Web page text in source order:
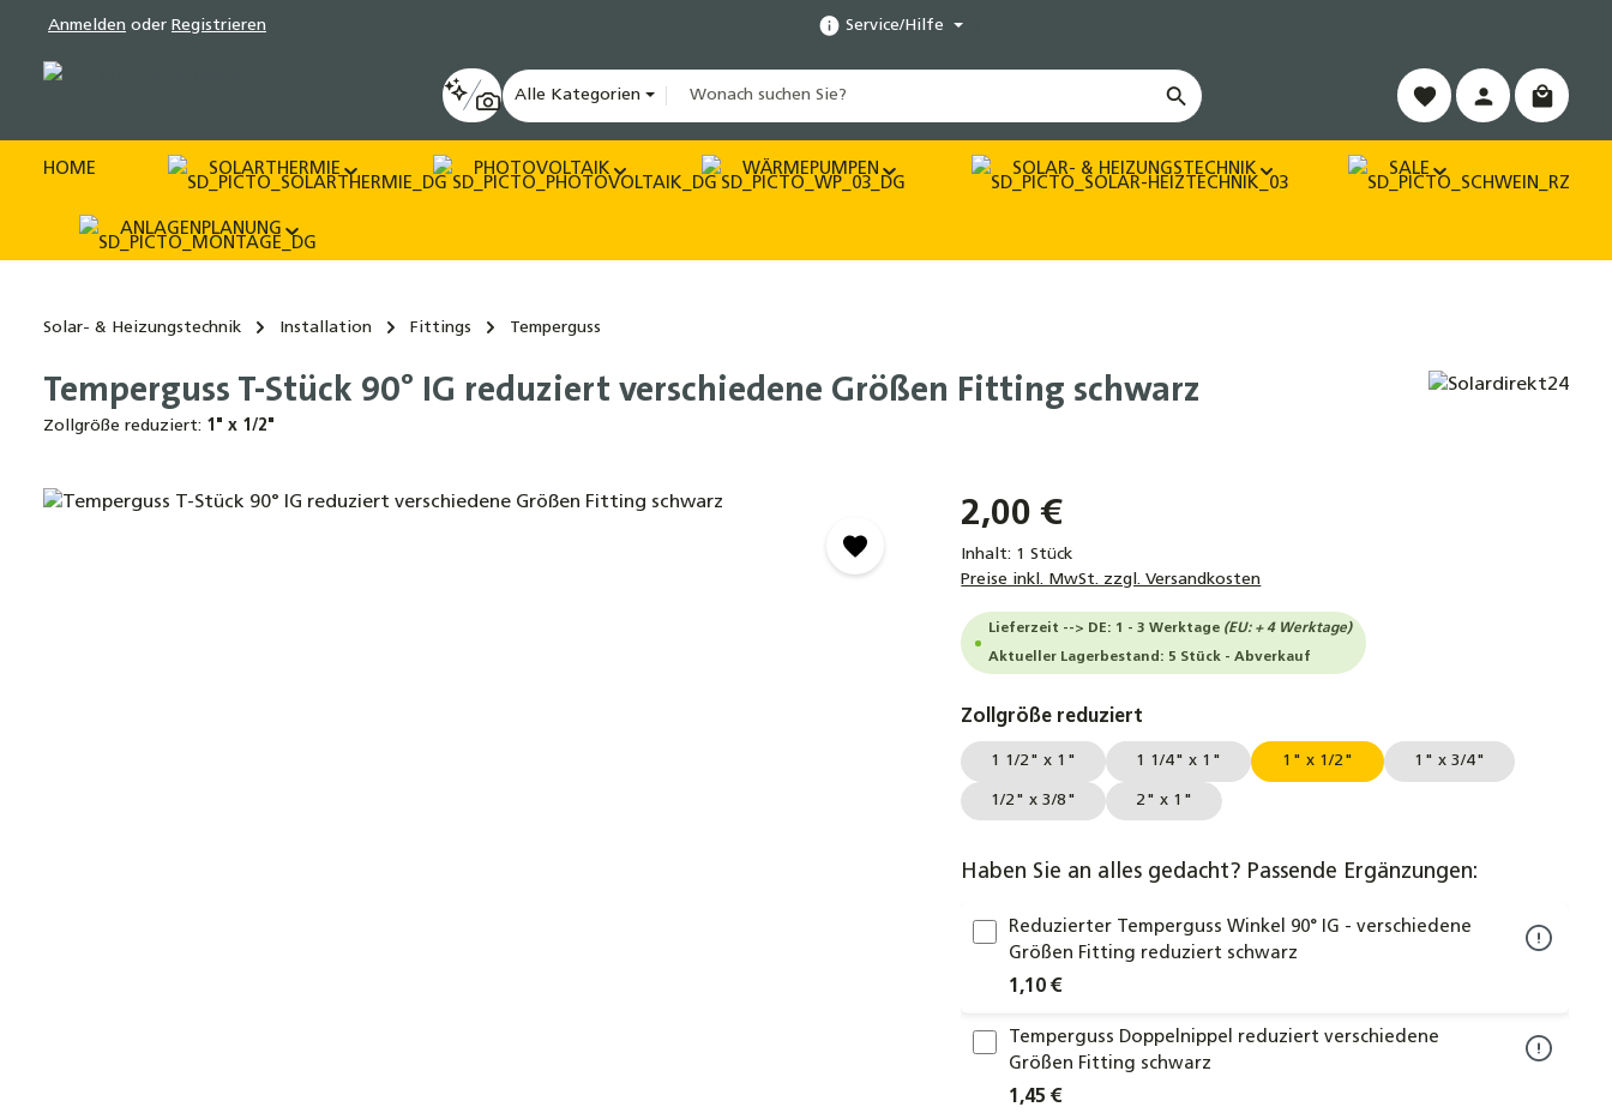
Zur Hauptnavigation springen
Anmelden oder Registrieren Service/Hilfe
Alle Kategorien
HOME SOLARTHERMIE PHOTOVOLTAIK WÄRMEPUMPEN SOLAR- & HEIZUNGSTECHNIK SALE
ANLAGENPLANUNG
Solar- & Heizungstechnik Installation Fittings Temperguss
Temperguss T-Stück 90° IG reduziert verschiedene Größen Fitting schwarz
Zollgröße reduziert: 1" x 1/2"
Bildergalerie überspringen 2,00 €
Inhalt: 1 Stück
Preise inkl. MwSt. zzgl. Versandkosten
Lieferzeit --> DE: 1 - 3 Werktage (EU: + 4 Werktage)
Aktueller Lagerbestand: 5 Stück - Abverkauf
Zollgröße reduziert
1 1/2" x 1" 1 1/4" x 1" 1" x 1/2" 1" x 3/4"
1/2" x 3/8" 2" x 1"
Haben Sie an alles gedacht? Passende Ergänzungen:
Reduzierter Temperguss Winkel 90° IG - verschiedene
Größen Fitting reduziert schwarz
1,10 €
Temperguss Doppelnippel reduziert verschiedene
Größen Fitting schwarz
1,45 €